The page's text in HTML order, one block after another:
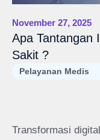
November 27, 2025
Apa Tantangan
Sakit ?
Pelayanan Medis
Transformasi